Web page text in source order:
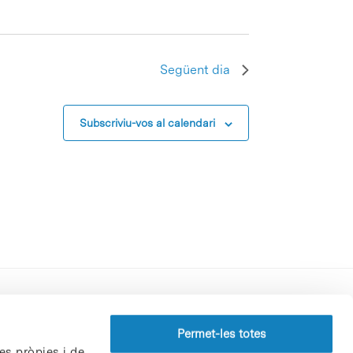
Permet-les totes
Següent dia
Subscriviu-vos al calendari
Perfil del contractant